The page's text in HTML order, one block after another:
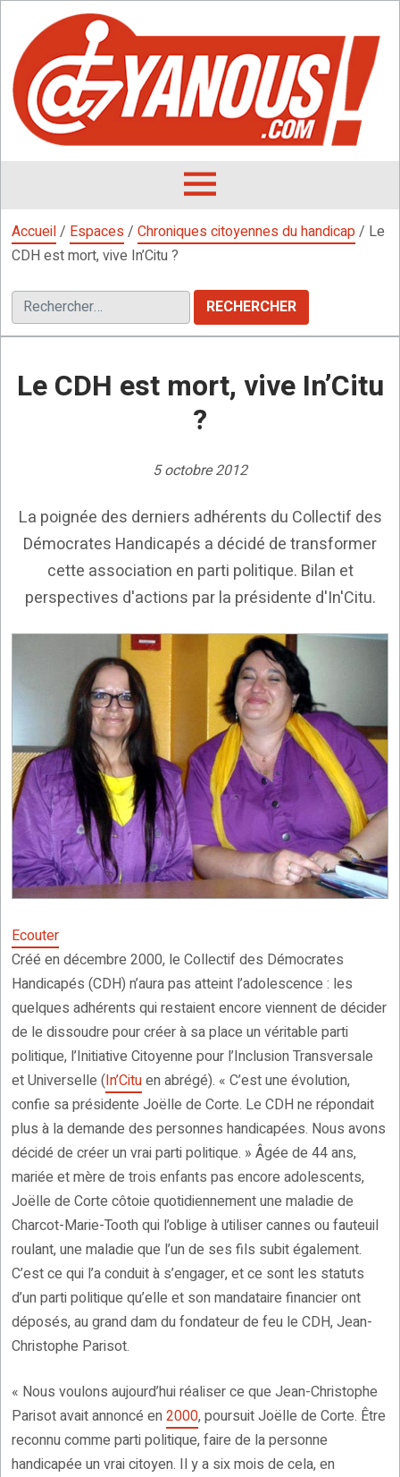
contenu
OUVRIR
MENU
Accueil/ Espaces/ Chroniques citoyennes du handicap/ Le
CDH est mort, vive In’Citu ?
Rechercher :
Le CDH est mort, vive In’Citu
?
5 octobre 2012
La poignée des derniers adhérents du Collectif des
Démocrates Handicapés a décidé de transformer
cette association en parti politique. Bilan et
perspectives d'actions par la présidente d'In'Citu.
Ecouter
Créé en décembre 2000, le Collectif des Démocrates
Handicapés (CDH) n’aura pas atteint l’adolescence : les
quelques adhérents qui restaient encore viennent de décider
de le dissoudre pour créer à sa place un véritable parti
politique, l’Initiative Citoyenne pour l’Inclusion Transversale
et Universelle (In’Cituen abrégé). « C’est une évolution,
confie sa présidente Joëlle de Corte. Le CDH ne répondait
plus à la demande des personnes handicapées. Nous avons
décidé de créer un vrai parti politique. » Âgée de 44 ans,
mariée et mère de trois enfants pas encore adolescents,
Joëlle de Corte côtoie quotidiennement une maladie de
Charcot-Marie-Tooth qui l’oblige à utiliser cannes ou fauteuil
roulant, une maladie que l’un de ses fils subit également.
C’est ce qui l’a conduit à s’engager, et ce sont les statuts
d’un parti politique qu’elle et son mandataire financier ont
déposés, au grand dam du fondateur de feu le CDH, Jean-
Christophe Parisot.
« Nous voulons aujourd’hui réaliser ce que Jean-Christophe
Parisot avait annoncé en2000, poursuit Joëlle de Corte. Être
reconnu comme parti politique, faire de la personne
handicapée un vrai citoyen. Il y a six mois de cela, en